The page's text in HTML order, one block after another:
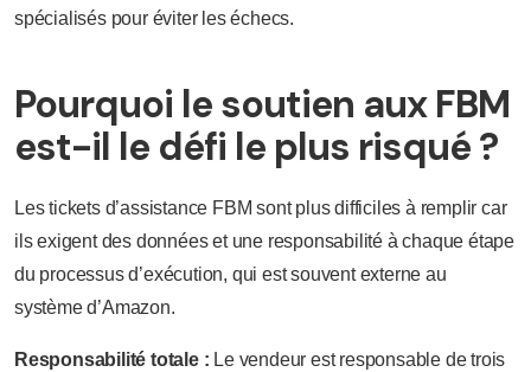
spécialisés pour éviter les échecs.
Pourquoi le soutien aux FBM
est-il le défi le plus risqué ?
Les tickets d’assistance FBM sont plus difficiles à remplir car
ils exigent des données et une responsabilité à chaque étape
du processus d’exécution, qui est souvent externe au
système d’Amazon.
Responsabilité totale : Le vendeur est responsable de trois